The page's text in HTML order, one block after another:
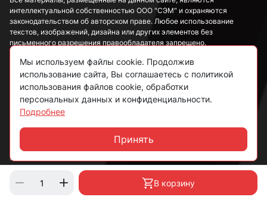
В корзину
интеллектуальной собственностью ООО "СЭМ" и охраняются
законодательством об авторском праве. Любое использование
текстов, изображений, дизайна или других элементов без
письменного разрешения правообладателя запрещено.
Информация, представленная на сайте, носит исключительно
ознакомительный характер и не может рассматриваться как
публичная оферта в соответствии со ст. 437 ГК РФ.
Политика конфиденциальности
Согласие на обработку данных
Пользовательское соглашение
Мы используем файлы cookie. Продолжив
использование сайта, Вы соглашаетесь с политикой
использования файлов cookie, обработки
персональных данных и конфиденциальности.
Подробнее
Принять
Чат